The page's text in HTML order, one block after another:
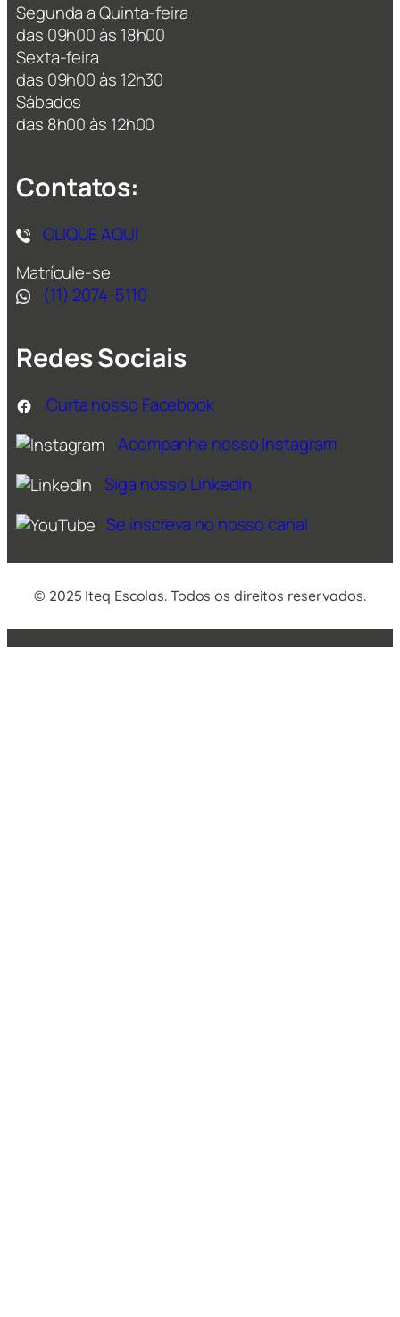
Segunda a Quinta-feira
das 09h00 às 18h00
Sexta-feira
das 09h00 às 12h30
Sábados
das 8h00 às 12h00
Contatos:
CLIQUE AQUI
Matrícule-se
(11) 2074-5110
Redes Sociais
Curta nosso Facebook
Acompanhe nosso Instagram
Siga nosso Linkedin
Se inscreva no nosso canal
© 2025 Iteq Escolas. Todos os direitos reservados.